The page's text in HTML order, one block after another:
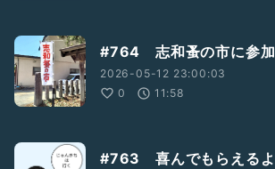
#764 志和蚤の市に参加
2026-05-12 23:00:03
0
11:58
#763 喜んでもらえるよ